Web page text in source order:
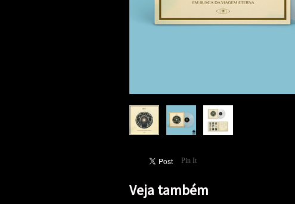
Pin It
Veja também